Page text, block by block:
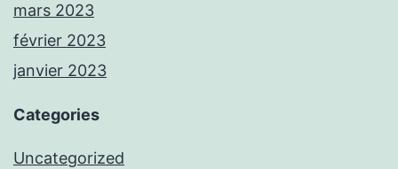
mars 2023
février 2023
janvier 2023
Categories
Uncategorized